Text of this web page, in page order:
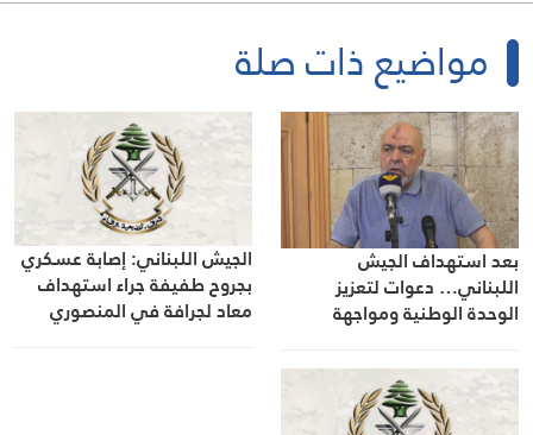
مواضيع ذات صلة
بعد استهداف الجيش
اللبناني… دعوات لتعزيز
الوحدة الوطنية ومواجهة
الجيش اللبناني: إصابة عسكري
بجروح طفيفة جراء استهداف
معاد لجرافة في المنصوري